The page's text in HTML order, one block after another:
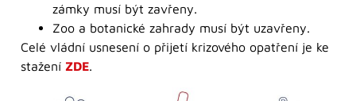
zámky musí být zavřeny.
Zoo a botanické zahrady musí být uzavřeny.
Celé vládní usnesení o přijetí krizového opatření je ke
stažení ZDE.